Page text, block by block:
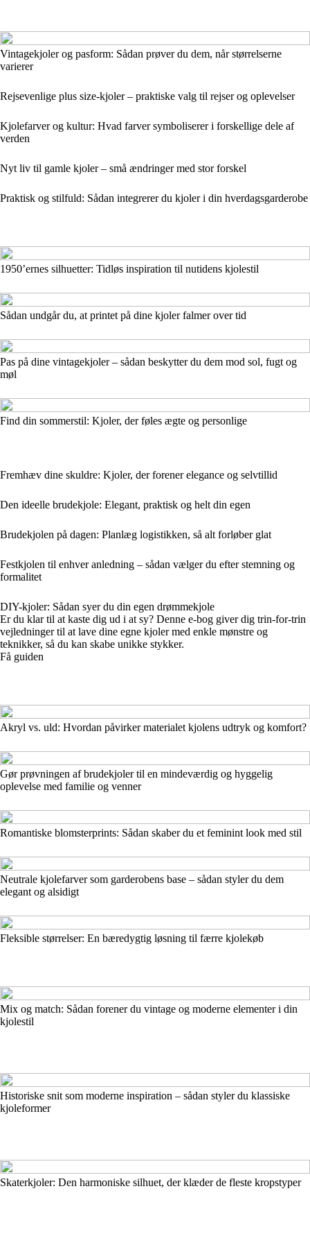
Vintagekjoler og pasform: Sådan prøver du dem, når størrelserne
varierer
Rejsevenlige plus size-kjoler – praktiske valg til rejser og oplevelser
Kjolefarver og kultur: Hvad farver symboliserer i forskellige dele af
verden
Nyt liv til gamle kjoler – små ændringer med stor forskel
Praktisk og stilfuld: Sådan integrerer du kjoler i din hverdagsgarderobe
1950’ernes silhuetter: Tidløs inspiration til nutidens kjolestil
Sådan undgår du, at printet på dine kjoler falmer over tid
Pas på dine vintagekjoler – sådan beskytter du dem mod sol, fugt og
møl
Find din sommerstil: Kjoler, der føles ægte og personlige
Fremhæv dine skuldre: Kjoler, der forener elegance og selvtillid
Den ideelle brudekjole: Elegant, praktisk og helt din egen
Brudekjolen på dagen: Planlæg logistikken, så alt forløber glat
Festkjolen til enhver anledning – sådan vælger du efter stemning og
formalitet
DIY-kjoler: Sådan syer du din egen drømmekjole
Er du klar til at kaste dig ud i at sy? Denne e-bog giver dig trin-for-trin
vejledninger til at lave dine egne kjoler med enkle mønstre og
teknikker, så du kan skabe unikke stykker.
Få guiden
Akryl vs. uld: Hvordan påvirker materialet kjolens udtryk og komfort?
Gør prøvningen af brudekjoler til en mindeværdig og hyggelig
oplevelse med familie og venner
Romantiske blomsterprints: Sådan skaber du et feminint look med stil
Neutrale kjolefarver som garderobens base – sådan styler du dem
elegant og alsidigt
Fleksible størrelser: En bæredygtig løsning til færre kjolekøb
Mix og match: Sådan forener du vintage og moderne elementer i din
kjolestil
Historiske snit som moderne inspiration – sådan styler du klassiske
kjoleformer
Skaterkjoler: Den harmoniske silhuet, der klæder de fleste kropstyper